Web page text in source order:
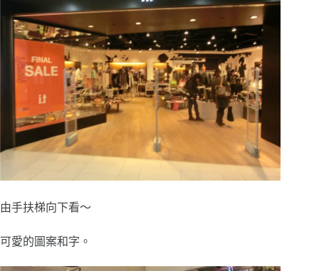
由手扶梯向下看～
可愛的圖案和字。